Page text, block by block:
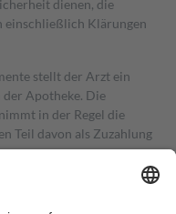
dienen, die
einschließlich Klärungen
stellt der Arzt ein
der Apotheke. Die
in der Regel die
Teil davon als Zuzahlung
in Höhe von zehn
mehr als die tatsächlichen